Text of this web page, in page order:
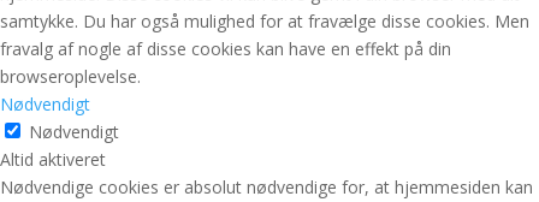
samtykke. Du har også mulighed for at fravælge disse cookies. Men
fravalg af nogle af disse cookies kan have en effekt på din
browseroplevelse.
Nødvendigt
Nødvendigt
Altid aktiveret
Nødvendige cookies er absolut nødvendige for, at hjemmesiden kan